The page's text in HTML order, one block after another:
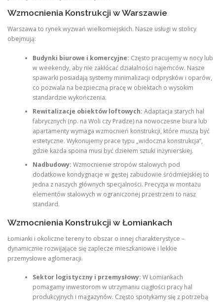
Wzmocnienia Konstrukcji w Warszawie
Warszawa to rynek wyzwań wielkomiejskich. Nasze usługi w stolicy
obejmują:
Budynki biurowe i komercyjne: Często pracujemy w nocy lub
w weekendy, aby nie zakłócać działalności najemców. Nasze
spawarki posiadają systemy minimalizacji odprysków i oparów,
co pozwala na bezpieczną pracę w obiektach o wysokim
standardzie wykończenia.
Rewitalizacje obiektów loftowych: Adaptacja starych hal
fabrycznych (np. na Woli czy Pradze) na nowoczesne biura lub
apartamenty wymaga wzmocnień konstrukcji, które muszą być
estetyczne. Wykonujemy prace typu „widoczna konstrukcja”,
gdzie każda spoina musi być dziełem sztuki inżynierskiej.
Nadbudowy: Wzmocnienie stropów stalowych pod
dodatkowe kondygnacje w gęstej zabudowie śródmiejskiej to
jedna z naszych głównych specjalności. Precyzja w montażu
elementów stalowych w ograniczonej przestrzeni to nasz
standard.
Wzmocnienia Konstrukcji w Łomiankach
Łomianki i okoliczne tereny to obszar o innej charakterystyce –
dynamicznie rozwijające się zaplecze mieszkaniowe i lekkie
przemysłowe aglomeracji.
Sektor logistyczny i przemysłowy: W Łomiankach
pomagamy inwestorom w utrzymaniu ciągłości pracy hal
produkcyjnych i magazynów. Często spotykamy się z potrzebą